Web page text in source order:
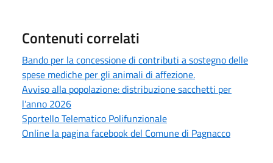
Contenuti correlati
Bando per la concessione di contributi a sostegno delle
spese mediche per gli animali di affezione.
Avviso alla popolazione: distribuzione sacchetti per
l'anno 2026
Sportello Telematico Polifunzionale
Online la pagina facebook del Comune di Pagnacco